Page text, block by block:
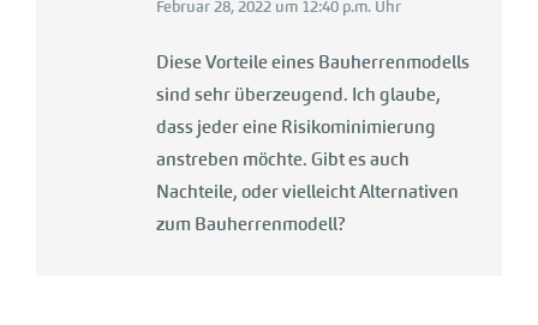
Februar 28, 2022 um 12:40 p.m. Uhr
Diese Vorteile eines Bauherrenmodells
sind sehr überzeugend. Ich glaube,
dass jeder eine Risikominimierung
anstreben möchte. Gibt es auch
Nachteile, oder vielleicht Alternativen
zum Bauherrenmodell?